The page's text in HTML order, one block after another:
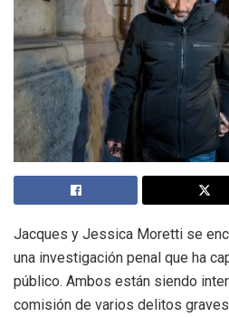
Jacques y Jessica Moretti se
una investigación penal que ha
público. Ambos están siendo
comisión de varios delitos